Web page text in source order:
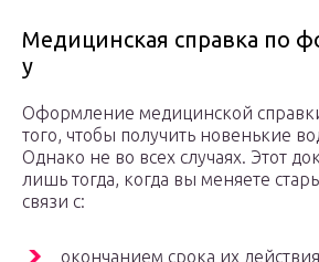
Медицинская справка по
у
Оформление медицинской
того, чтобы получить новенькие
Однако не во всех случаях. Этот
лишь тогда, когда вы меняете
связи с:
окончанием срока их